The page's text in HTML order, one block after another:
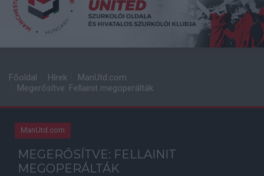
Főoldal Hírek
ManUtd.com
Megerősítve: Fellainit megoperálták
ManUtd.com
MEGERŐSÍTVE: FELLAINIT
MEGOPERÁLTÁK